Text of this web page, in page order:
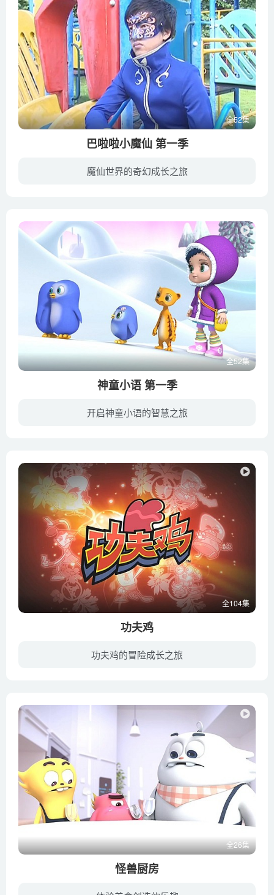
全52集
巴啦啦小魔仙 第一季
魔仙世界的奇幻成长之旅
全52集
神童小语 第一季
开启神童小语的智慧之旅
全104集
功夫鸡
功夫鸡的冒险成长之旅
全26集
怪兽厨房